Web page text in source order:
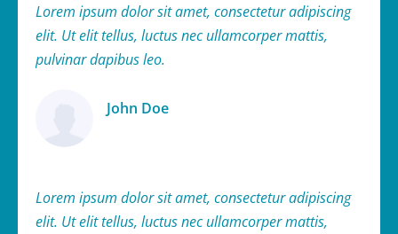
Lorem ipsum dolor sit amet, consectetur adipiscing
elit. Ut elit tellus, luctus nec ullamcorper mattis,
pulvinar dapibus leo.
John Doe
Lorem ipsum dolor sit amet, consectetur adipiscing
elit. Ut elit tellus, luctus nec ullamcorper mattis,